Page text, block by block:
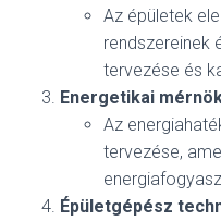
Az épületek
rendszereinek
tervezése és
Energetikai
Az
tervezése,
Épületgépész